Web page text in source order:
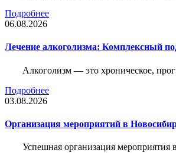
Подробнее
06.08.2026
Лечение алкоголизма: Комплексный
Алкоголизм — это хроническое,
Подробнее
03.08.2026
Организация мероприятий в
Успешная организация мероприятия